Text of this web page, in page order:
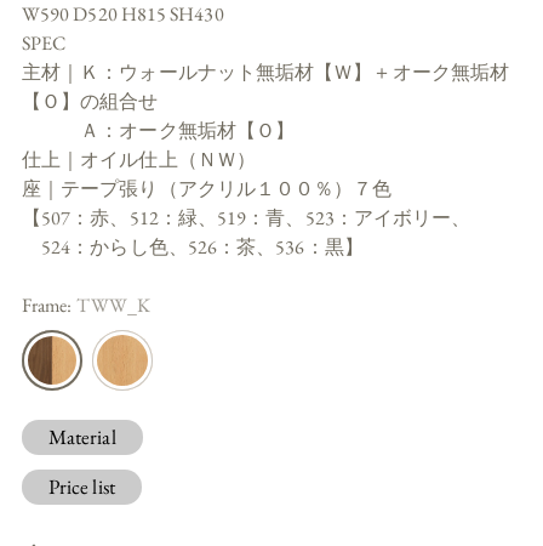
W590 D520 H815 SH430
SPEC
主材｜Ｋ：ウォールナット無垢材【Ｗ】＋オーク無垢材
【Ｏ】の組合せ
Ａ：オーク無垢材【Ｏ】
仕上｜オイル仕上（ＮＷ）
座｜テープ張り（アクリル１００％）７色
【507：赤、512：緑、519：青、523：アイボリー、
524：からし色、526：茶、536：黒】
Frame: TWW_K
Material
Price list